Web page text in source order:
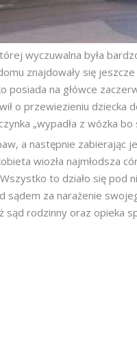
wyczuwalna była
znajdowały się
posiada na główce
o przewiezieniu dziecka
„wypadła z wózka bo
a następnie zabierając
wiozła najmłodsza
to działo się pod
za narażenie
rodzinny oraz opieka